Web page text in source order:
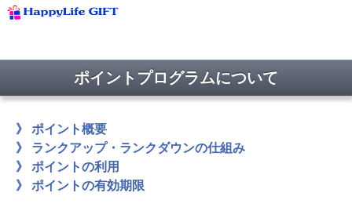
ポイントプログラムについて
》
ポイント概要
》
ランクアップ・ランクダウンの仕組み
》
ポイントの利用
》
ポイントの有効期限